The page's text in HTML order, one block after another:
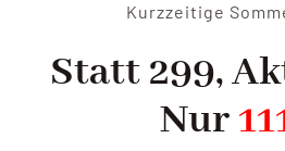
Kurzzeitige
Statt 299,
Nur